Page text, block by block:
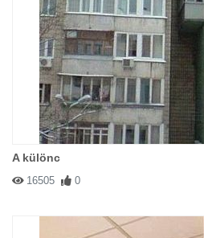
A különc
16505 0